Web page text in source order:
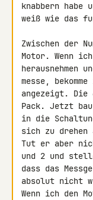
knabbern habe
weiß wie das
Zwischen der
Motor. Wenn
herausnehmen
messe,
angezeigt.
Pack. Jetzt
in die
sich zu drehen
Tut er aber
und 2 und
dass das
absolut nicht
Wenn ich den